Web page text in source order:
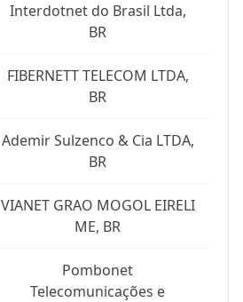
Interdotnet do Brasil Ltda,
BR
FIBERNETT TELECOM LTDA,
BR
Ademir Sulzenco & Cia LTDA,
BR
VIANET GRAO MOGOL EIRELI
ME, BR
Pombonet
Telecomunicações e